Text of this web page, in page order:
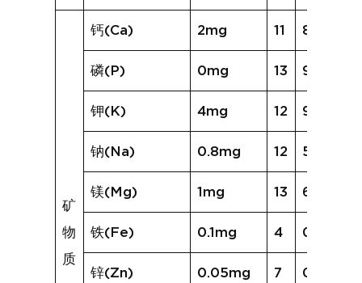
矿
物
质
钙(Ca) 2mg 11 8mg
磷(P) 0mg 13 9mg
钾(K) 4mg 12 91mg
钠(Na) 0.8mg 12 5.5mg
镁(Mg) 1mg 13 6mg
铁(Fe) 0.1mg 4 0.2mg
锌(Zn) 0.05mg 7 0.12mg